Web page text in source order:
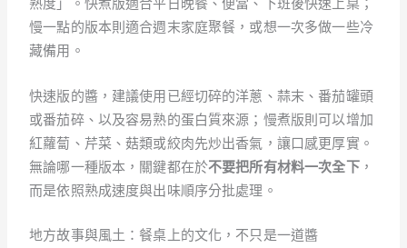
熟度」。快煮版適合平日晚餐、便當、下班後快速上桌；
慢一點的版本則適合週末家庭聚餐，或想一次多做一些冷
藏備用。
快速版的醬，建議使用已經切碎的洋蔥、蒜末、番茄罐頭
或番茄碎、以及容易熟的蛋白質來源；慢煮版則可以增加
紅蘿蔔、芹菜、菇類或絞肉先炒出香氣，讓口感更厚實。
無論哪一種版本，關鍵都在於不要把所有材料一次全下，
而是依照熟成速度與出味順序分批處理。
地方故事與風土：餐桌上的文化，不只是一道醬